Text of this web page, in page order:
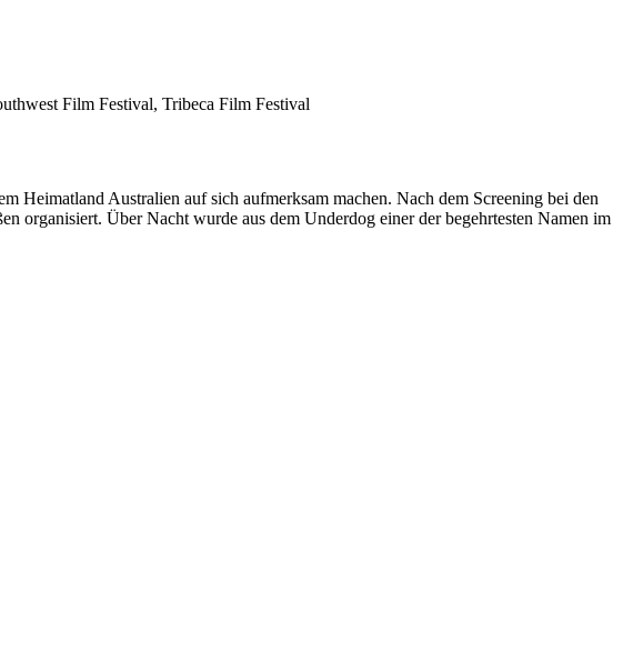
Film Festival, Tribeca Film Festival
Australien auf sich aufmerksam machen. Nach dem Screening bei den
Über Nacht wurde aus dem Underdog einer der begehrtesten Namen im